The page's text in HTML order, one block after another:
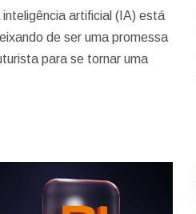
inteligência artificial (IA) está
de ser uma promessa
para se tornar uma